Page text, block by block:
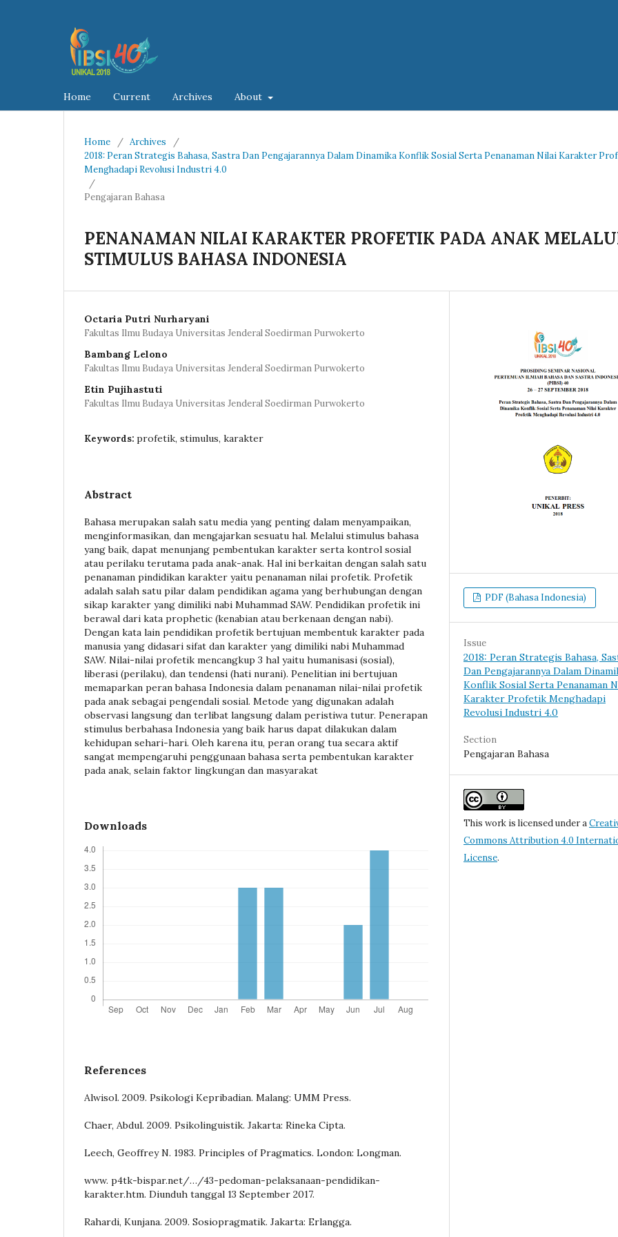
Home Current Archives About
Home / Archives
/
2018: Peran Strategis Bahasa, Sastra Dan Pengajarannya Dalam Dinamika Konflik Sosial Serta Penanaman Nilai Karakter
Menghadapi Revolusi Industri 4.0
/
Pengajaran Bahasa
PENANAMAN NILAI KARAKTER PROFETIK PADA ANAK
STIMULUS BAHASA INDONESIA
Octaria Putri Nurharyani
Fakultas Ilmu Budaya Universitas Jenderal Soedirman Purwokerto
Bambang Lelono
Fakultas Ilmu Budaya Universitas Jenderal Soedirman Purwokerto
Etin Pujihastuti
Fakultas Ilmu Budaya Universitas Jenderal Soedirman Purwokerto
Keywords: profetik, stimulus, karakter
Abstract
Bahasa merupakan salah satu media yang penting dalam menyampaikan,
menginformasikan, dan mengajarkan sesuatu hal. Melalui stimulus bahasa
yang baik, dapat menunjang pembentukan karakter serta kontrol sosial
atau perilaku terutama pada anak-anak. Hal ini berkaitan dengan salah satu
penanaman pindidikan karakter yaitu penanaman nilai profetik. Profetik
adalah salah satu pilar dalam pendidikan agama yang berhubungan dengan
sikap karakter yang dimiliki nabi Muhammad SAW. Pendidikan profetik ini
berawal dari kata prophetic (kenabian atau berkenaan dengan nabi).
Dengan kata lain pendidikan profetik bertujuan membentuk karakter pada
manusia yang didasari sifat dan karakter yang dimiliki nabi Muhammad
SAW. Nilai-nilai profetik mencangkup 3 hal yaitu humanisasi (sosial),
liberasi (perilaku), dan tendensi (hati nurani). Penelitian ini bertujuan
memaparkan peran bahasa Indonesia dalam penanaman nilai-nilai profetik
pada anak sebagai pengendali sosial. Metode yang digunakan adalah
observasi langsung dan terlibat langsung dalam peristiwa tutur. Penerapan
stimulus berbahasa Indonesia yang baik harus dapat dilakukan dalam
kehidupan sehari-hari. Oleh karena itu, peran orang tua secara aktif
sangat mempengaruhi penggunaan bahasa serta pembentukan karakter
pada anak, selain faktor lingkungan dan masyarakat
Downloads
References
Alwisol. 2009. Psikologi Kepribadian. Malang: UMM Press.
Chaer, Abdul. 2009. Psikolinguistik. Jakarta: Rineka Cipta.
Leech, Geoffrey N. 1983. Principles of Pragmatics. London: Longman.
www. p4tk-bispar.net/…/43-pedoman-pelaksanaan-pendidikan-
karakter.htm. Diunduh tanggal 13 September 2017.
Rahardi, Kunjana. 2009. Sosiopragmatik. Jakarta: Erlangga.
PDF (Bahasa Indonesia)
Issue
2018: Peran Strategis Bahasa,
Dan Pengajarannya Dalam
Konflik Sosial Serta Penanaman
Karakter Profetik Menghadapi
Revolusi Industri 4.0
Section
Pengajaran Bahasa
This work is licensed under a
Commons Attribution 4.0
License.